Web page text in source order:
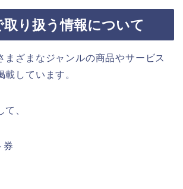
り扱う情報について
まざまなジャンルの商品やサービス
載しています。
、
券